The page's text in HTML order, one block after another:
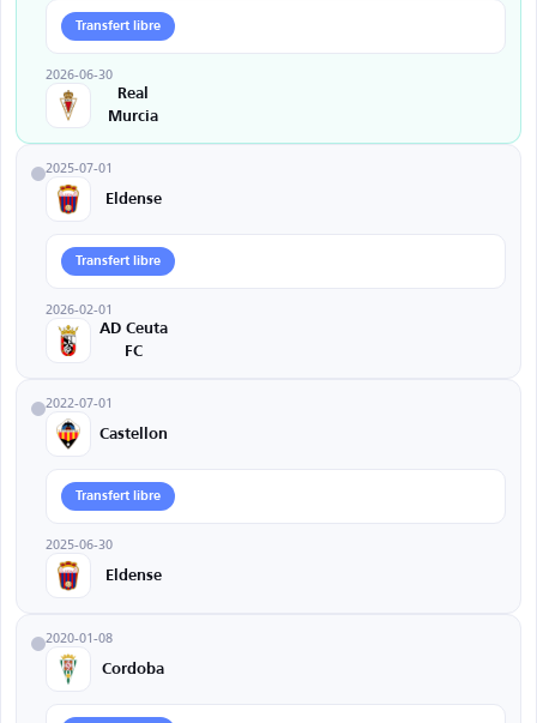
Transfert libre
2026-06-30
Real
Murcia
2025-07-01
Eldense
Transfert libre
2026-02-01
AD Ceuta
FC
2022-07-01
Castellon
Transfert libre
2025-06-30
Eldense
2020-01-08
Cordoba